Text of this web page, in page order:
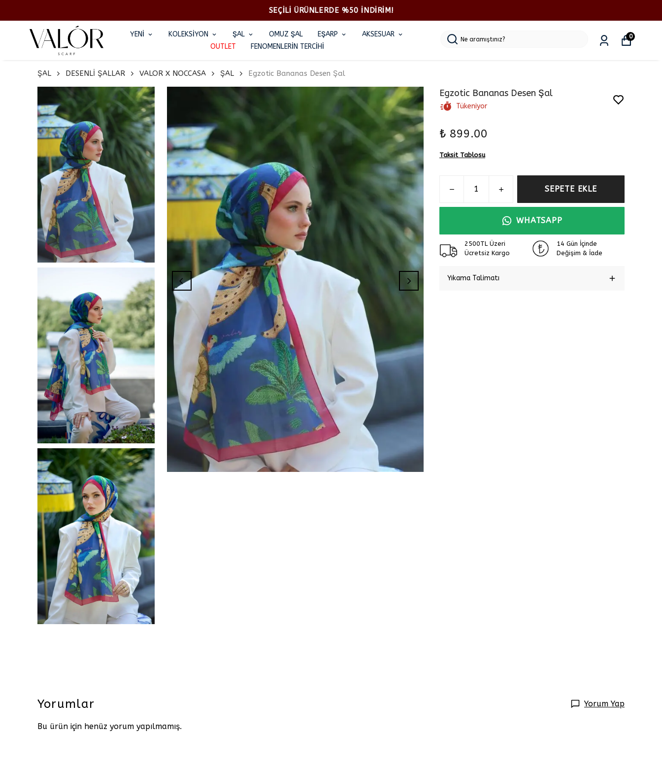
SEÇİLİ ÜRÜNLERDE %50 İNDİRİM!
YENİ KOLEKSİYON ŞAL OMUZ ŞAL EŞARP
AKSESUAR
OUTLET
FENOMENLERİN TERCİHİ
0
ŞAL DESENLİ ŞALLAR VALOR X NOCCASA ŞAL Egzotic Bananas Desen Şal
Egzotic Bananas Desen Şal
Tükeniyor
₺ 899.00
Taksit Tablosu
SEPETE EKLE
WHATSAPP
2500TL Üzeri
Ücretsiz Kargo
14 Gün İçinde
Değişim & İade
Yıkama Talimatı
Yorumlar Yorum Yap
Bu ürün için henüz yorum yapılmamış.